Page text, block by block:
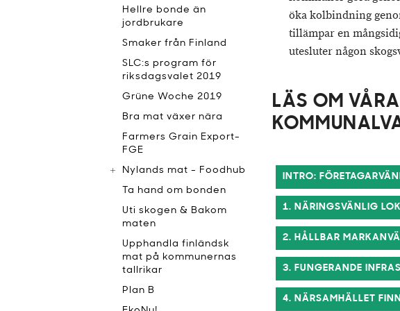
öka kolbindning
tillämpar en
utesluter någon
LÄS OM
INTRO:
1. NÄRINGSVÄNLIG
2. HÅLLBAR
3. FUNGERANDE
4. NÄRSAMHÄLLET
Hellre bonde än
jordbrukare
Smaker från Finland
SLC:s program för
riksdagsvalet 2019
Grüne Woche 2019
Bra mat växer nära
Farmers Grain Export-
FGE
Nylands mat - Foodhub
Ta hand om bonden
Uti skogen & Bakom
maten
Upphandla finländsk
mat på kommunernas
tallrikar
Plan B